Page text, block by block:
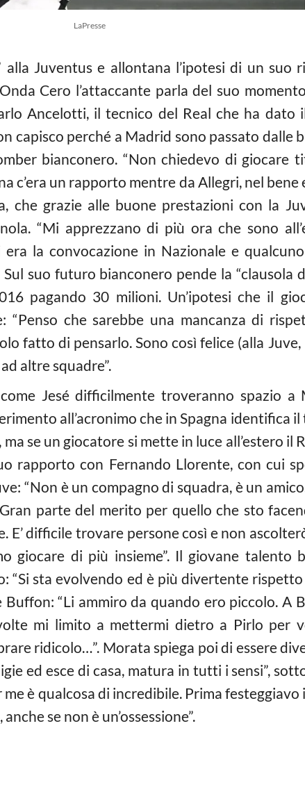
LaPresse
Juventus e allontana l’ipotesi di un suo
Cero l’attaccante parla del suo
Ancelotti, il tecnico del Real che ha dato
capisco perché a Madrid sono passato dalle
bianconero. “Non chiedevo di giocare
c’era un rapporto mentre da Allegri, nel bene
che grazie alle buone prestazioni con la
“Mi apprezzano di più ora che sono
la convocazione in Nazionale e
suo futuro bianconero pende la “clausola
pagando 30 milioni. Un’ipotesi che il
“Penso che sarebbe una mancanza di
fatto di pensarlo. Sono così felice (alla
altre squadre”.
Jesé difficilmente troveranno spazio a
all’acronimo che in Spagna identifica
se un giocatore si mette in luce all’estero il
rapporto con Fernando Llorente, con cui
“Non è un compagno di squadra, è un
parte del merito per quello che sto
E’ difficile trovare persone così e non
giocare di più insieme”. Il giovane talento
“Si sta evolvendo ed è più divertente rispetto
“Li ammiro da quando ero piccolo. A
mi limito a mettermi dietro a Pirlo per
ridicolo…”. Morata spiega poi di essere
ed esce di casa, matura in tutti i sensi”,
è qualcosa di incredibile. Prima festeggiavo
se non è un’ossessione”.